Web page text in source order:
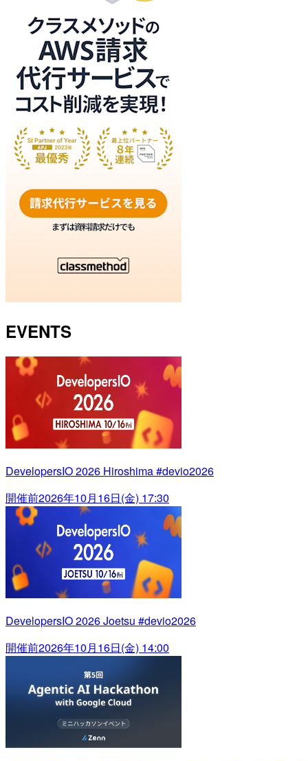
EVENTS
DevelopersIO 2026 Hiroshima #devio2026
開催前2026年10月16日(金) 17:30
DevelopersIO 2026 Joetsu #devio2026
開催前2026年10月16日(金) 14:00